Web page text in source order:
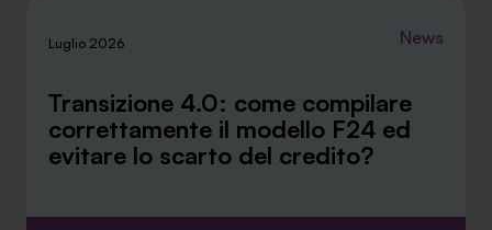
Luglio 2026 News
Transizione 4.0: come compilare
correttamente il modello F24 ed
evitare lo scarto del credito?